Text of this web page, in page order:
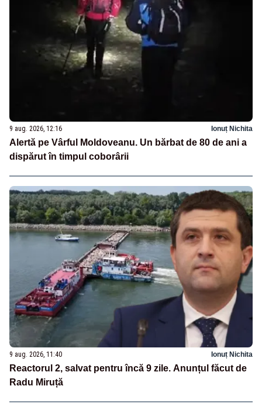
9 aug. 2026, 12:16 Ionuț Nichita
Alertă pe Vârful Moldoveanu. Un bărbat de 80 de ani a
dispărut în timpul coborârii
9 aug. 2026, 11:40 Ionuț Nichita
Reactorul 2, salvat pentru încă 9 zile. Anunțul făcut de
Radu Miruță